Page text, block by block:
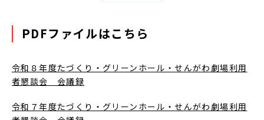
PDFファイルはこちら
令和８年度たづくり・グリーンホール・せんがわ劇場利用
者懇談会 会議録
令和７年度たづくり・グリーンホール・せんがわ劇場利用